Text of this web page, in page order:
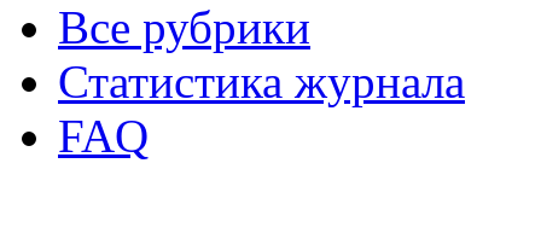
Все рубрики
Статистика журнала
FAQ